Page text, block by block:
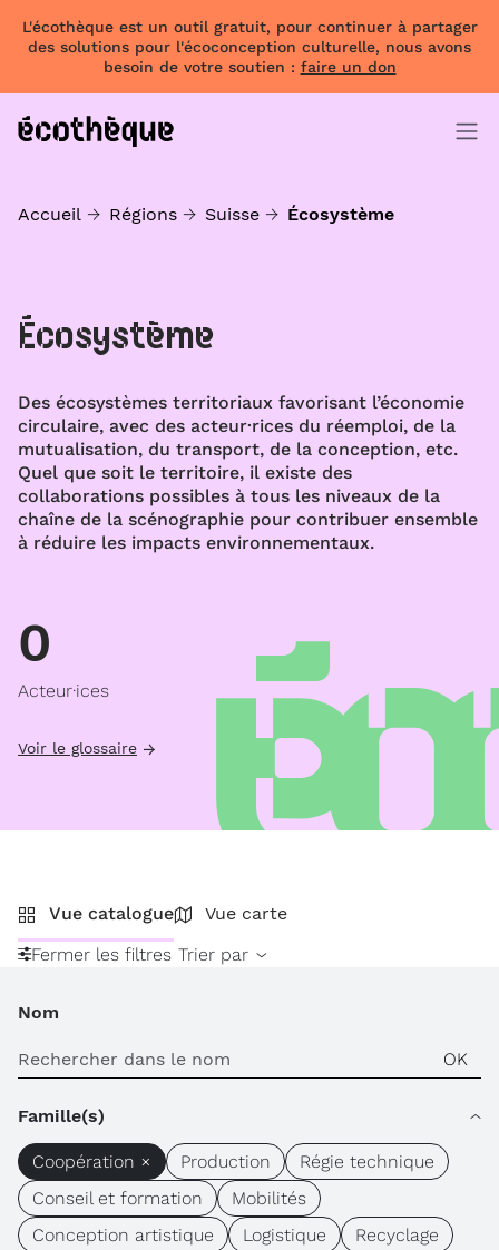
L'écothèque est un outil gratuit, pour continuer à partager
des solutions pour l'écoconception culturelle, nous avons
besoin de votre soutien : faire un don
Accueil Régions Suisse Écosystème
Écosystème
Des écosystèmes territoriaux favorisant l’économie
circulaire, avec des acteur·rices du réemploi, de la
mutualisation, du transport, de la conception, etc.
Quel que soit le territoire, il existe des
collaborations possibles à tous les niveaux de la
chaîne de la scénographie pour contribuer ensemble
à réduire les impacts environnementaux.
0
Acteur·ices
Voir le glossaire
Vue catalogue
Vue carte
Fermer les filtres Trier par
Nom
Famille(s)
Coopération × Production
Régie technique
Conseil et formation
Mobilités
Conception artistique
Logistique
Recyclage